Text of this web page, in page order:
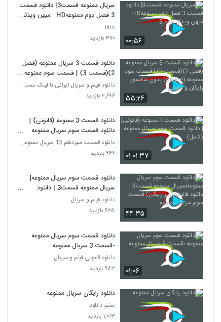
۰۰:۵۶
سریال ممنوعه قسمت3| دانلود قسمت
3 فصل دوم ممنوعهHD . میهن ویدئو
سوم 3
film
۳۷۰ بازدید
۵۵:۲۶
دانلود قسمت 3 سریال ممنوعه (فصل
2)(قسمت 3) | قسمت سوم ممنوعه
(online) بدون سانسور رایگان و
قانونی
دانلود فیلم و سریال ایرانی با لینک مستقیم
۲,۶۹۶ بازدید
۰۱:۰۱:۳۷
دانلود قسمت 3 ممنوعه (قانونی) |
دانلود قسمت سوم سریال ممنوعه
(کامل)
دانلود قسمت سیزدهم 13 سریال ممنوعه قانونی
۹۴۲ بازدید
۴۴:۳۵
دانلود قسمت سوم سریال ممنوعه|
سریال ممنوعه قسمت3 | دانلود
قانونی(غیر رایگان) قسمت سوم سریال
ممنوعه
دانلود فیلم و سریال
۶۳۵ بازدید
۰۱:۰۶
دانلود قسمت سوم سریال ممنوعه
-قسمت 3 سریال ممنوعه
دانلود قانونی فیلم و سریال
۹۸۳ بازدید
دانلود رایگان سریال ممنوعه
سنتر دانلود
۱,۰۱۳ بازدید